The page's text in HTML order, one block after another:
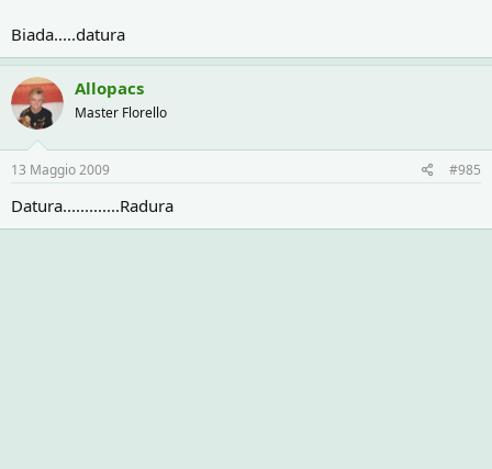
Biada.....datura
Allopacs
Master Florello
13 Maggio 2009 #985
Datura.............Radura